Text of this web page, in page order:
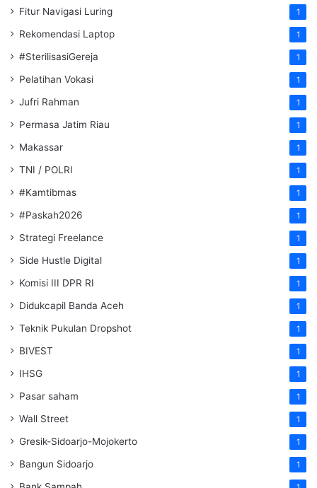
Fitur Navigasi Luring 1
Rekomendasi Laptop 1
#SterilisasiGereja 1
Pelatihan Vokasi 1
Jufri Rahman 1
Permasa Jatim Riau 1
Makassar 1
TNI / POLRI 1
#Kamtibmas 1
#Paskah2026 1
Strategi Freelance 1
Side Hustle Digital 1
Komisi III DPR RI 1
Didukcapil Banda Aceh 1
Teknik Pukulan Dropshot 1
BIVEST 1
IHSG 1
Pasar saham 1
Wall Street 1
Gresik-Sidoarjo-Mojokerto 1
Bangun Sidoarjo 1